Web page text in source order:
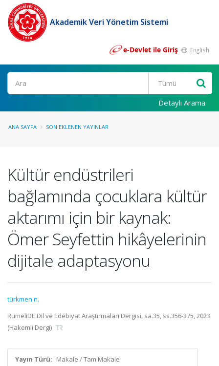
Akademik Veri Yönetim Sistemi
e-Devlet ile Giriş English
Ara
Detaylı Arama
ANA SAYFA SON EKLENEN YAYINLAR
Kültür endüstrileri
bağlamında çocuklara kültür
aktarımı için bir kaynak:
Ömer Seyfettin hikâyelerinin
dijitale adaptasyonu
türkmen n.
RumeliDE Dil ve Edebiyat Araştırmaları Dergisi, sa.35, ss.356-375, 2023
(Hakemli Dergi)
Yayın Türü: Makale / Tam Makale